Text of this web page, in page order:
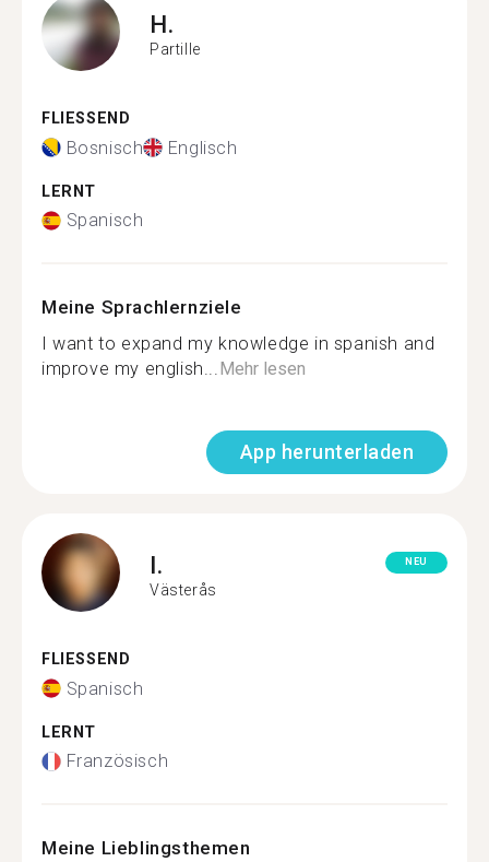
H.
Partille
FLIESSEND
Bosnisch Englisch
LERNT
Spanisch
Meine Sprachlernziele
I want to expand my knowledge in spanish and
improve my english...Mehr lesen
App herunterladen
I.
Västerås
NEU
FLIESSEND
Spanisch
LERNT
Französisch
Meine Lieblingsthemen